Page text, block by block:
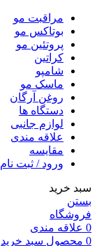
مراقبت مو
بوتاکس مو
پروتئین مو
کراتین
شامپو
ماسک مو
روغن آرگان
دستگاه ها
لوازم جانبی
علاقه مندی
مقایسه
ورود / ثبت نام
سبد خرید
بستن
فروشگاه
0 علاقه مندی
0 محصول سبد خرید